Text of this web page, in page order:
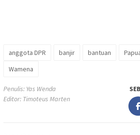
anggota DPR banjir bantuan
Wamena
Penulis: Yas Wenda
Editor: Timoteus Marten